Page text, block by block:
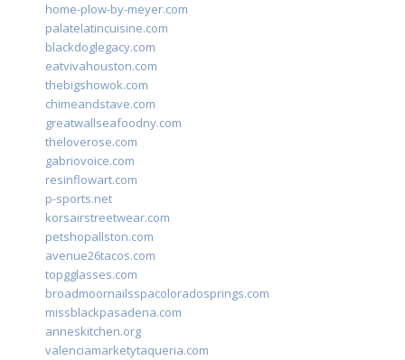
home-plow-by-meyer.com
palatelatincuisine.com
blackdoglegacy.com
eatvivahouston.com
thebigshowok.com
chimeandstave.com
greatwallseafoodny.com
theloverose.com
gabriovoice.com
resinflowart.com
p-sports.net
korsairstreetwear.com
petshopallston.com
avenue26tacos.com
topgglasses.com
broadmoornailsspacoloradosprings.com
missblackpasadena.com
anneskitchen.org
valenciamarketytaqueria.com